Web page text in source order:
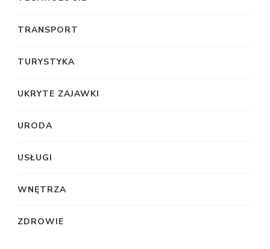
TRANSPORT
TURYSTYKA
UKRYTE ZAJAWKI
URODA
USŁUGI
WNĘTRZA
ZDROWIE